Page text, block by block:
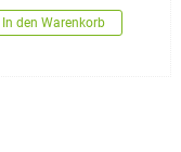
In den Warenkorb